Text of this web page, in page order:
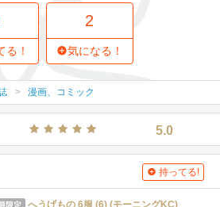
る！
2
気になる！
漫画、コミック
5.0
持ってる!
限定 へうげもの 6服 (6) (モーニングKC)